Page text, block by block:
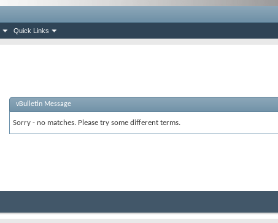
Quick Links
vBulletin Message
Sorry - no matches. Please try some different terms.